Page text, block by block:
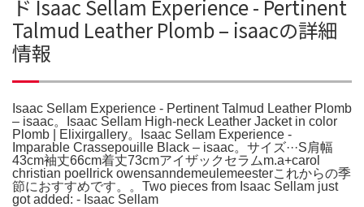
ド Isaac Sellam Experience - Pertinent
Talmud Leather Plomb – isaacの詳細
情報
Isaac Sellam Experience - Pertinent Talmud Leather Plomb
– isaac。Isaac Sellam High-neck Leather Jacket in color
Plomb | Elixirgallery。Isaac Sellam Experience -
Imparable Crassepouille Black – isaac。サイズ···S肩幅
43cm袖丈66cm着丈73cmアイザックセラムm.a+carol
christian poellrick owensanndemeulemeesterこれからの季
節におすすめです。。Two pieces from Isaac Sellam just
got added: - Isaac Sellam